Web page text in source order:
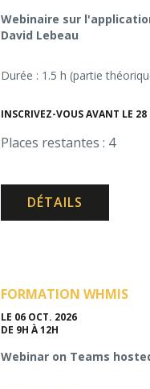
Webinaire sur
David Lebeau
Durée : 1.5 h (partie
INSCRIVEZ-VOUS AVANT LE 28
Places restantes : 4
DÉTAILS
FORMATION WHMIS
LE 06 OCT. 2026
DE 9H À 12H
Webinar on Teams